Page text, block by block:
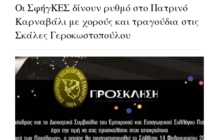
Οι ΣφήγΚΕΣ δίνουν ρυθμό στο Πατρινό
Καρναβάλι με χορούς και τραγούδια στις
Σκάλες Γεροκωστοπούλου